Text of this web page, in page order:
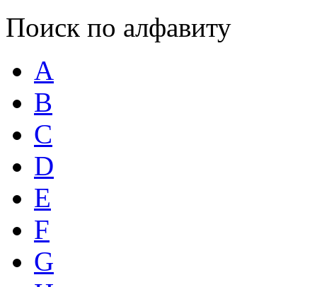
Поиск по алфавиту
A
B
C
D
E
F
G